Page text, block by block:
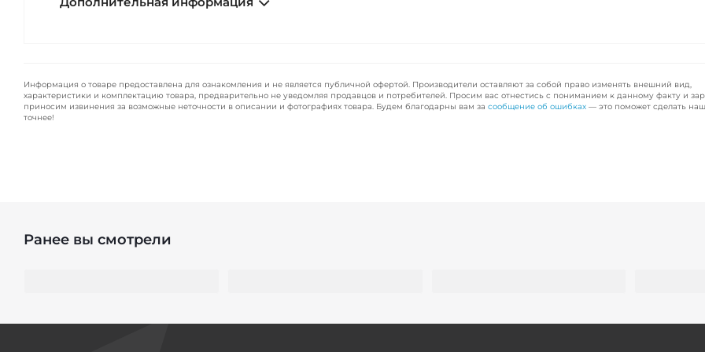
Информация о товаре предоставлена для ознакомления и не является публичной офертой. Производители оставляют за собой право изменять внешний вид,
характеристики и комплектацию товара, предварительно не уведомляя продавцов и потребителей. Просим вас отнестись с пониманием к данному факту и
приносим извинения за возможные неточности в описании и фотографиях товара. Будем благодарны вам за сообщение об ошибках — это поможет сделать
точнее!
Ранее вы смотрели